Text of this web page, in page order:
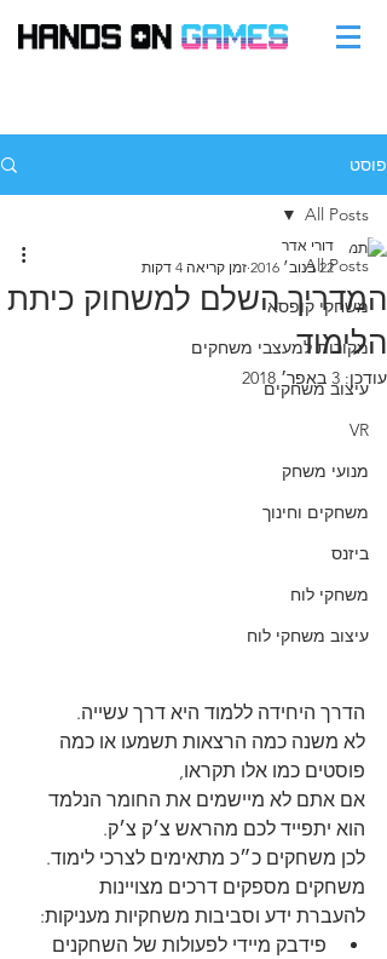
פוסט
All Posts
משחקי קופסא
מקורות למעצבי משחקים
עיצוב משחקים
VR
מנועי משחק
משחקים וחינוך
ביזנס
משחקי לוח
עיצוב משחקי לוח
All Posts
המדריך השלם למשחוק כיתת
הלימוד
דורי אדר
22 בנוב׳ 2016
זמן קריאה 4 דקות
עודכן: 3 באפר׳ 2018
הדרך היחידה ללמוד היא דרך עשייה.
לא משנה כמה הרצאות תשמעו או כמה
פוסטים כמו אלו תקראו,
אם אתם לא מיישמים את החומר הנלמד
הוא יתפייד לכם מהראש צ׳ק צ׳ק.
לכן משחקים כ״כ מתאימים לצרכי לימוד.
משחקים מספקים דרכים מצויינות
להעברת ידע וסביבות משחקיות מעניקות:
פידבק מיידי לפעולות של השחקנים